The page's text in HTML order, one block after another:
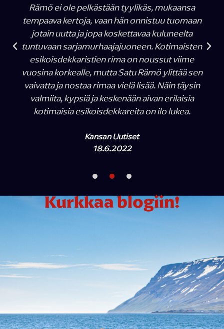
Rämö ei ole pelkästään tyylikäs, mukaansa
tempaava kertoja, vaan hän onnistuu tuomaan
jotain uutta ja jopa koskettavaa kuluneelta
tuntuvaan sarjamurhaajajuoneen. Kotimaisten
esikoisdekkaristien rima on noussut viime
vuosina korkealle, mutta Satu Rämö ylittää sen
vaivatta ja nostaa rimaa vielä lisää. Näin täysin
valmiita, kypsiä ja keskenään aivan erilaisia
kotimaisia esikoisdekkareita on ilo lukea.
Kansan Uutiset
18.6.2022
Kurkkaa blogiin!